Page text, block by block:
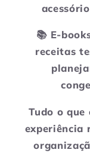
📚 E-
receitas
Tudo o que
experiência